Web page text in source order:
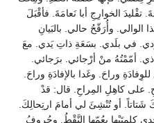
تقْليدَ الخوارِجِ أبا نَعامَةَ. فأقْبَلَ
وأُرَقّحُ حالي. بالبَيانِ
في بلَدي. بسَعَةِ ذاتِ يَدي. معَ
أمّمْتُهُ منْ أرْجائي. برَجائي.
وراحَ. وغَدا بالإفادَةِ وراحَ.
على كاهِلِ المِراحِ. قال: قدْ
شَتاتاً. أو تُنْشِئَ لي أمامَ ارتِحالِكَ.
كلِمتَيْها يعُمّها النَّقْطُ. وحُروفُ